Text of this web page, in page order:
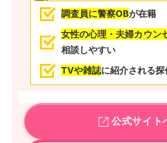
調査員に警察OBが在籍
女性の心理・夫婦カウン
相談しやすい
TVや雑誌に紹介される探
公式サイト